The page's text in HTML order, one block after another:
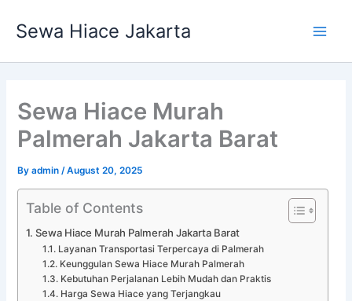
Sewa Hiace Jakarta
Sewa Hiace Murah
Palmerah Jakarta Barat
Byadmin /August 20, 2025
Table of Contents
Sewa Hiace Murah Palmerah Jakarta Barat
Layanan Transportasi Terpercaya di Palmerah
Keunggulan Sewa Hiace Murah Palmerah
Kebutuhan Perjalanan Lebih Mudah dan Praktis
Harga Sewa Hiace yang Terjangkau